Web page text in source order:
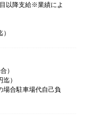
以降支給※業績によ
）
）
合駐車場代自己負